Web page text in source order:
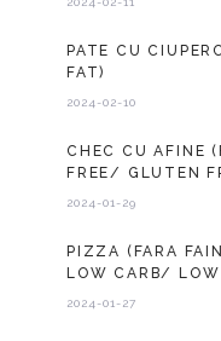
PATE CU
FAT)
2024-02-10
CHEC CU AFINE
FREE/ GLUTEN
2024-01-29
PIZZA (FARA
LOW CARB/
2024-01-27